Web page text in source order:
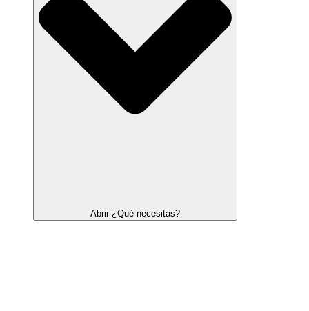
Abrir ¿Qué necesitas?